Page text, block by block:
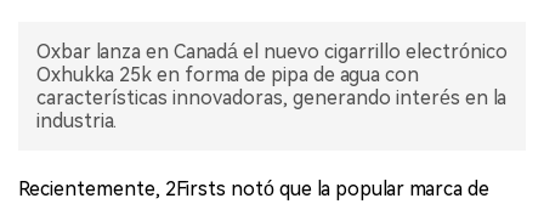
Oxbar lanza en Canadá el nuevo cigarrillo electrónico
Oxhukka 25k en forma de pipa de agua con
características innovadoras, generando interés en la
industria.
Recientemente, 2Firsts notó que la popular marca de